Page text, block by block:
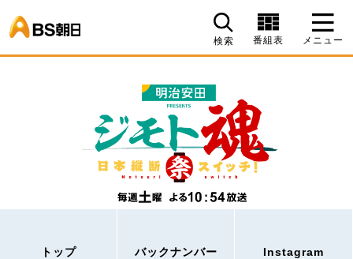
検索 番組表 メニュー
トップ バックナンバー Instagram